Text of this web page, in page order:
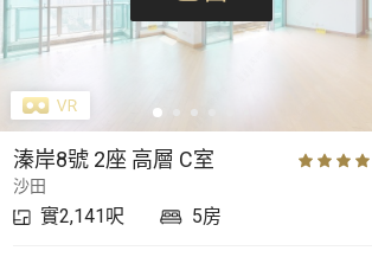
溱岸8號 2座 高層 C室
沙田
實2,141呎 5房